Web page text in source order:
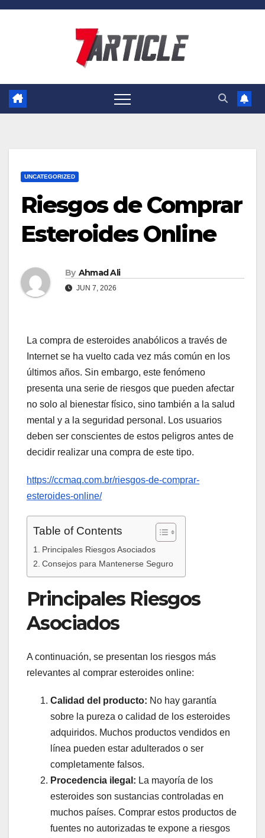
Skip
UNCATEGORIZED
Riesgos de Comprar
Esteroides Online
By Ahmad Ali
JUN 7, 2026
La compra de esteroides anabólicos a través de
Internet se ha vuelto cada vez más común en los
últimos años. Sin embargo, este fenómeno
presenta una serie de riesgos que pueden afectar
no solo al bienestar físico, sino también a la salud
mental y a la seguridad personal. Los usuarios
deben ser conscientes de estos peligros antes de
decidir realizar una compra de este tipo.
https://ccmaq.com.br/riesgos-de-comprar-
esteroides-online/
Table of Contents
Principales Riesgos Asociados
Consejos para Mantenerse Seguro
Principales Riesgos
Asociados
A continuación, se presentan los riesgos más
relevantes al comprar esteroides online:
Calidad del producto: No hay garantía
sobre la pureza o calidad de los esteroides
adquiridos. Muchos productos vendidos en
línea pueden estar adulterados o ser
completamente falsos.
Procedencia ilegal: La mayoría de los
esteroides son sustancias controladas en
muchos países. Comprar estos productos de
fuentes no autorizadas te expone a riesgos